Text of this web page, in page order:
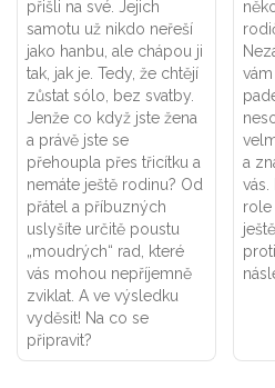
přišli na své. Jejich
samotu už nikdo neřeší
jako hanbu, ale chápou ji
tak, jak je. Tedy, že chtějí
zůstat sólo, bez svatby.
Jenže co když jste žena
a právě jste se
přehoupla přes třicítku a
nemáte ještě rodinu? Od
přátel a příbuzných
uslyšíte určitě poustu
„moudrých“ rad, které
vás mohou nepříjemně
zviklat. A ve výsledku
vyděsit! Na co se
připravit?
a
vás.
role